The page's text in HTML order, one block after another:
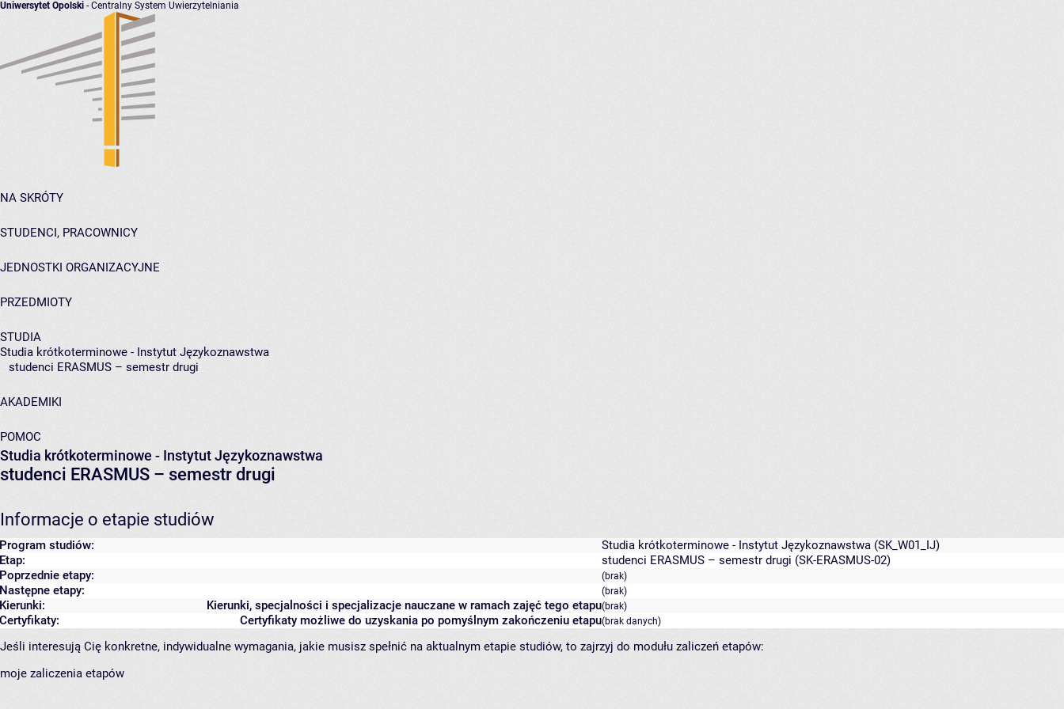
Uniwersytet Opolski - Centralny System Uwierzytelniania
NA SKRÓTY
STUDENCI, PRACOWNICY
JEDNOSTKI ORGANIZACYJNE
PRZEDMIOTY
STUDIA
Studia krótkoterminowe - Instytut Językoznawstwa
studenci ERASMUS – semestr drugi
AKADEMIKI
POMOC
Studia krótkoterminowe - Instytut Językoznawstwa
studenci ERASMUS – semestr drugi
Informacje o etapie studiów
Program studiów: Studia krótkoterminowe - Instytut Językoznawstwa (SK_W01_IJ)
Etap:
studenci ERASMUS – semestr drugi (SK-ERASMUS-02)
Poprzednie etapy:
(brak)
Następne etapy: (brak)
Kierunki, specjalności i specjalizacje nauczane w ramach zajęć tego etapu
Kierunki: (brak)
Certyfikaty możliwe do uzyskania po pomyślnym zakończeniu etapu
Certyfikaty: (brak danych)
Jeśli interesują Cię konkretne, indywidualne wymagania, jakie musisz spełnić na aktualnym etapie studiów, to zajrzyj do modułu zaliczeń etapów:
moje zaliczenia etapów